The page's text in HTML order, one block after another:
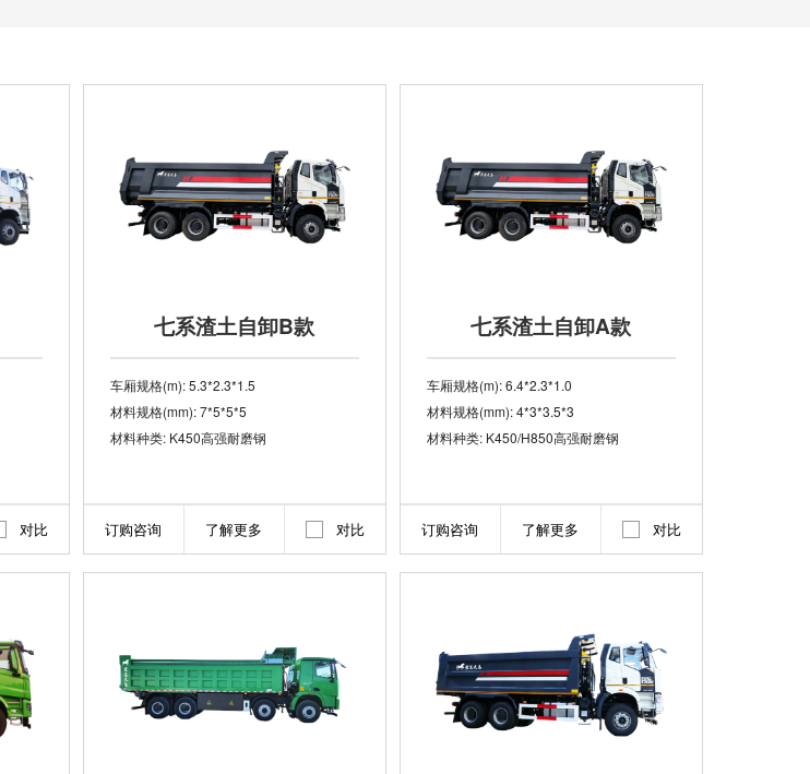
对比
七系渣土自卸B款
车厢规格(m): 5.3*2.3*1.5
材料规格(mm): 7*5*5*5
材料种类: K450高强耐磨钢
订购咨询 了解更多 对比
七系渣土自卸A款
车厢规格(m): 6.4*2.3*1.0
材料规格(mm): 4*3*3.5*3
材料种类: K450/H850高强耐磨钢
订购咨询 了解更多 对比